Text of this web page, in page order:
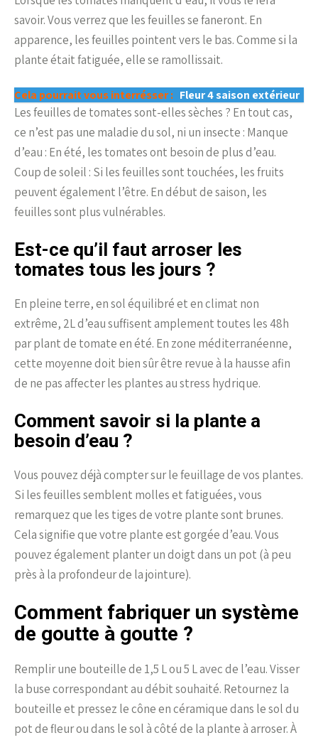
savoir. Vous verrez que les feuilles se faneront. En
apparence, les feuilles pointent vers le bas. Comme si la
plante était fatiguée, elle se ramollissait.
Cela pourrait vous interrésser : Fleur 4 saison extérieur
Les feuilles de tomates sont-elles sèches ? En tout cas,
ce n’est pas une maladie du sol, ni un insecte : Manque
d’eau : En été, les tomates ont besoin de plus d’eau.
Coup de soleil : Si les feuilles sont touchées, les fruits
peuvent également l’être. En début de saison, les
feuilles sont plus vulnérables.
Est-ce qu’il faut arroser les
tomates tous les jours ?
En pleine terre, en sol équilibré et en climat non
extrême, 2L d’eau suffisent amplement toutes les 48h
par plant de tomate en été. En zone méditerranéenne,
cette moyenne doit bien sûr être revue à la hausse afin
de ne pas affecter les plantes au stress hydrique.
Comment savoir si la plante a
besoin d’eau ?
Vous pouvez déjà compter sur le feuillage de vos plantes.
Si les feuilles semblent molles et fatiguées, vous
remarquez que les tiges de votre plante sont brunes.
Cela signifie que votre plante est gorgée d’eau. Vous
pouvez également planter un doigt dans un pot (à peu
près à la profondeur de la jointure).
Comment fabriquer un système
de goutte à goutte ?
Remplir une bouteille de 1,5 L ou 5 L avec de l’eau. Visser
la buse correspondant au débit souhaité. Retournez la
bouteille et pressez le cône en céramique dans le sol du
pot de fleur ou dans le sol à côté de la plante à arroser. À